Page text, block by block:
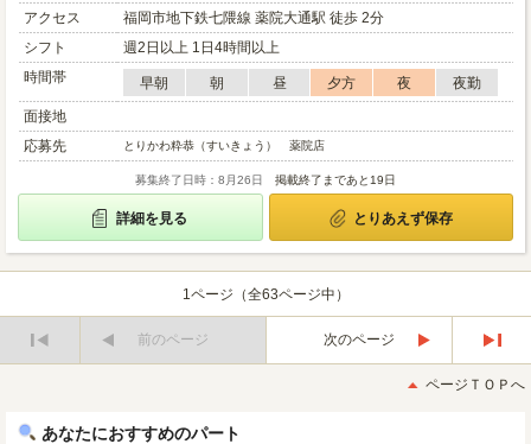
アクセス
福岡市地下鉄七隈線 薬院大通駅 徒歩 2分
シフト
週2日以上 1日4時間以上
時間帯
早朝 朝 昼 夕方 夜
夜勤
面接地
応募先
とりかわ粋恭（すいきょう） 薬院店
募集終了日時：8月26日 掲載終了まであと19日
詳細を見る とりあえず保存
1ページ（全63ページ中）
前のページ
次のページ
後
ページＴＯＰへ
あなたにおすすめのパート